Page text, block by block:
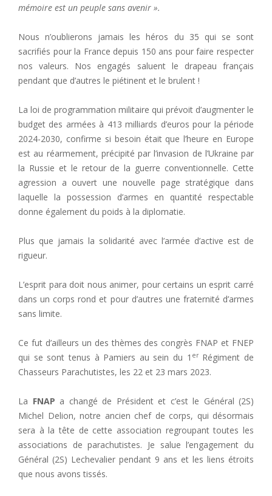
mémoire est un peuple sans avenir ».
Nous n’oublierons jamais les héros du 35 qui se sont
sacrifiés pour la France depuis 150 ans pour faire respecter
nos valeurs. Nos engagés saluent le drapeau français
pendant que d’autres le piétinent et le brulent !
La loi de programmation militaire qui prévoit d’augmenter le
budget des armées à 413 milliards d’euros pour la période
2024-2030, confirme si besoin était que l’heure en Europe
est au réarmement, précipité par l’invasion de l’Ukraine par
la Russie et le retour de la guerre conventionnelle. Cette
agression a ouvert une nouvelle page stratégique dans
laquelle la possession d’armes en quantité respectable
donne également du poids à la diplomatie.
Plus que jamais la solidarité avec l’armée d’active est de
rigueur.
L’esprit para doit nous animer, pour certains un esprit carré
dans un corps rond et pour d’autres une fraternité d’armes
sans limite.
Ce fut d’ailleurs un des thèmes des congrès FNAP et FNEP
qui se sont tenus à Pamiers au sein du 1 erRégiment de
Chasseurs Parachutistes, les 22 et 23 mars 2023.
La FNAP a changé de Président et c’est le Général (2S)
Michel Delion, notre ancien chef de corps, qui désormais
sera à la tête de cette association regroupant toutes les
associations de parachutistes. Je salue l’engagement du
Général (2S) Lechevalier pendant 9 ans et les liens étroits
que nous avons tissés.